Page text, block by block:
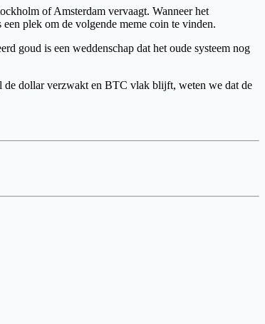
of Amsterdam vervaagt. Wanneer het
plek om de volgende meme coin te vinden.
goud is een weddenschap dat het oude systeem nog
de dollar verzwakt en BTC vlak blijft, weten we dat de